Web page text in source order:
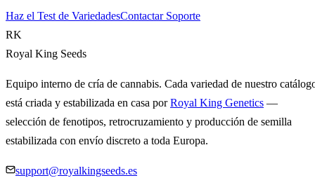
Haz el Test de VariedadesContactar Soporte
RK
Royal King Seeds
Equipo interno de cría de cannabis. Cada variedad de nuestro
está criada y estabilizada en casa porRoyal King Genetics —
selección de fenotipos, retrocruzamiento y producción de semilla
estabilizada con envío discreto a toda Europa.
support@royalkingseeds.es